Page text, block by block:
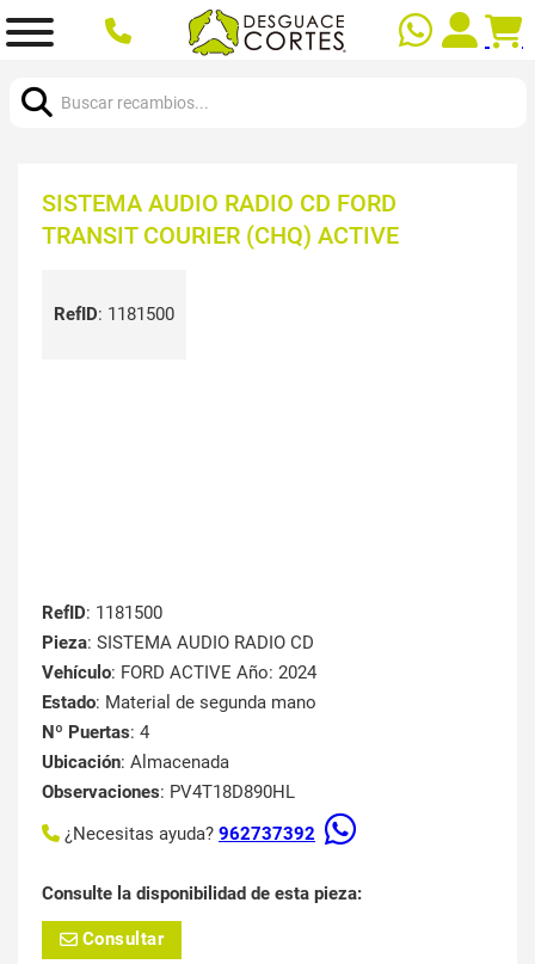
SISTEMA AUDIO RADIO CD FORD
TRANSIT COURIER (CHQ) ACTIVE
RefID: 1181500
RefID: 1181500
Pieza: SISTEMA AUDIO RADIO CD
Vehículo: FORD ACTIVE Año: 2024
Estado: Material de segunda mano
Nº Puertas: 4
Ubicación: Almacenada
Observaciones: PV4T18D890HL
¿Necesitas ayuda? 962737392
Consulte la disponibilidad de esta pieza:
Consultar